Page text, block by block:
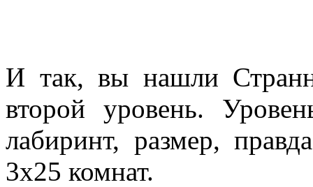
И так, вы нашли
второй уровень.
лабиринт, размер,
3х25 комнат.